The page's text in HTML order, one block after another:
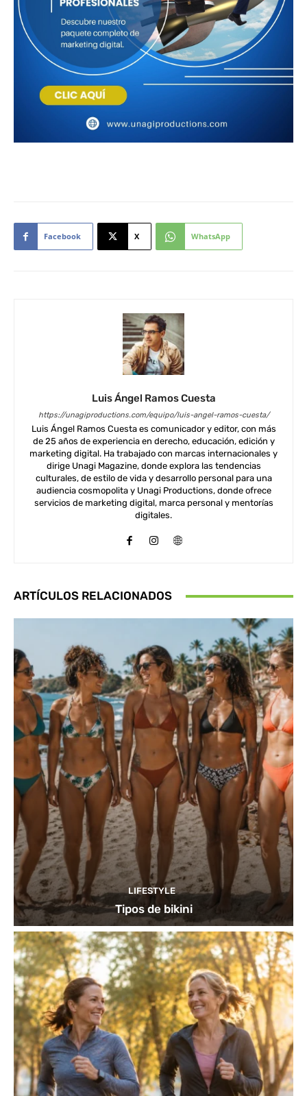
Facebook X WhatsApp
Luis Ángel Ramos Cuesta
https://unagiproductions.com/equipo/luis-angel-ramos-cuesta/
Luis Ángel Ramos Cuesta es comunicador y editor, con más
de 25 años de experiencia en derecho, educación, edición y
marketing digital. Ha trabajado con marcas internacionales y
dirige Unagi Magazine, donde explora las tendencias
culturales, de estilo de vida y desarrollo personal para una
audiencia cosmopolita y Unagi Productions, donde ofrece
servicios de marketing digital, marca personal y mentorías
digitales.
ARTÍCULOS RELACIONADOS
LIFESTYLE
Tipos de bikini